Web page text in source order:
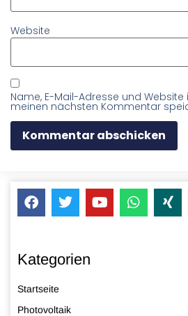
Website
Name, E-Mail-Adresse und
meinen nächsten Kommentar
Kategorien
Startseite
Photovoltaik